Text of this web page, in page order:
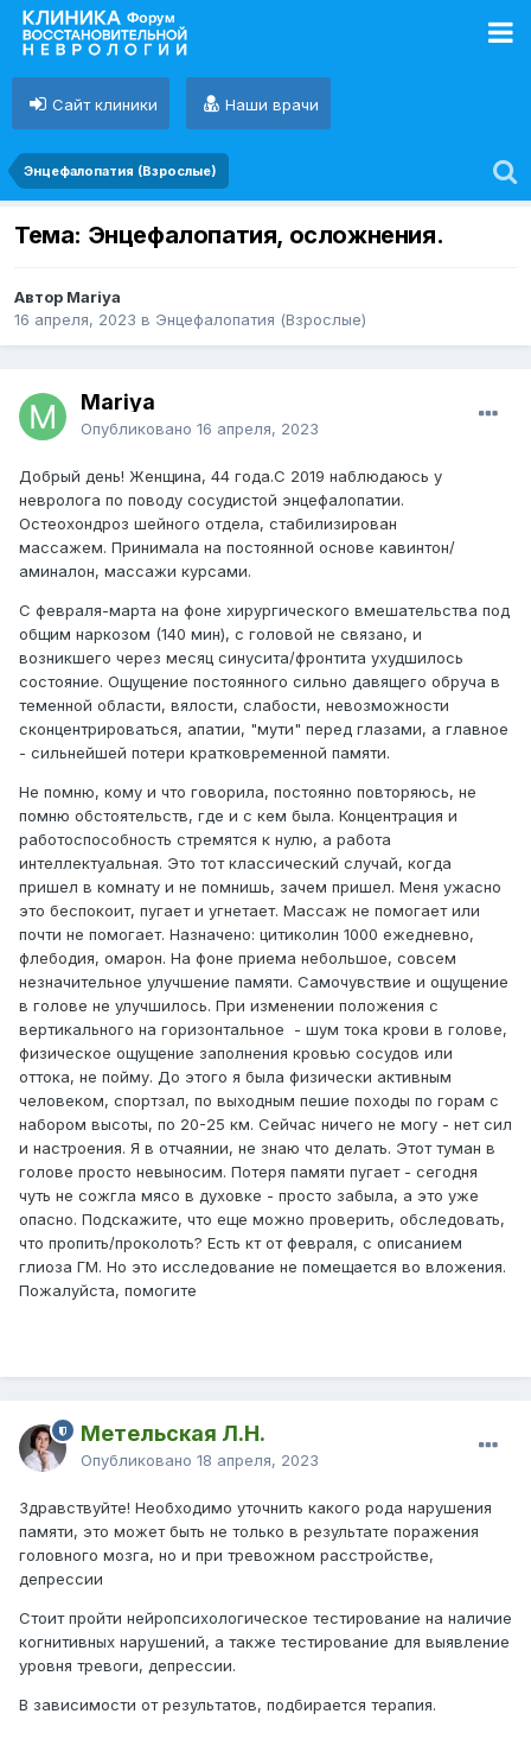
Сайт клиники Наши врачи
Энцефалопатия (Взрослые)
Тема: Энцефалопатия, осложнения.
Автор Mariya
16 апреля, 2023 в Энцефалопатия (Взрослые)
Mariya
Опубликовано 16 апреля, 2023
Добрый день! Женщина, 44 года.С 2019 наблюдаюсь у
невролога по поводу сосудистой энцефалопатии.
Остеохондроз шейного отдела, стабилизирован
массажем. Принимала на постоянной основе кавинтон/
аминалон, массажи курсами.
С февраля-марта на фоне хирургического вмешательства под
общим наркозом (140 мин), с головой не связано, и
возникшего через месяц синусита/фронтита ухудшилось
состояние. Ощущение постоянного сильно давящего обруча в
теменной области, вялости, слабости, невозможности
сконцентрироваться, апатии, "мути" перед глазами, а главное
- сильнейшей потери кратковременной памяти.
Не помню, кому и что говорила, постоянно повторяюсь, не
помню обстоятельств, где и с кем была. Концентрация и
работоспособность стремятся к нулю, а работа
интеллектуальная. Это тот классический случай, когда
пришел в комнату и не помнишь, зачем пришел. Меня ужасно
это беспокоит, пугает и угнетает. Массаж не помогает или
почти не помогает. Назначено: цитиколин 1000 ежедневно,
флебодия, омарон. На фоне приема небольшое, совсем
незначительное улучшение памяти. Самочувствие и ощущение
в голове не улучшилось. При изменении положения с
вертикального на горизонтальное - шум тока крови в голове,
физическое ощущение заполнения кровью сосудов или
оттока, не пойму. До этого я была физически активным
человеком, спортзал, по выходным пешие походы по горам с
набором высоты, по 20-25 км. Сейчас ничего не могу - нет сил
и настроения. Я в отчаянии, не знаю что делать. Этот туман в
голове просто невыносим. Потеря памяти пугает - сегодня
чуть не сожгла мясо в духовке - просто забыла, а это уже
опасно. Подскажите, что еще можно проверить, обследовать,
что пропить/проколоть? Есть кт от февраля, с описанием
глиоза ГМ. Но это исследование не помещается во вложения.
Пожалуйста, помогите
Метельская Л.Н.
Опубликовано 18 апреля, 2023
Здравствуйте! Необходимо уточнить какого рода нарушения
памяти, это может быть не только в результате поражения
головного мозга, но и при тревожном расстройстве,
депрессии
Стоит пройти нейропсихологическое тестирование на наличие
когнитивных нарушений, а также тестирование для выявление
уровня тревоги, депрессии.
В зависимости от результатов, подбирается терапия.